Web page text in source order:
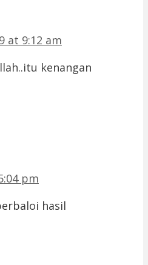
at 9:12 am
kenangan
pm
hasil